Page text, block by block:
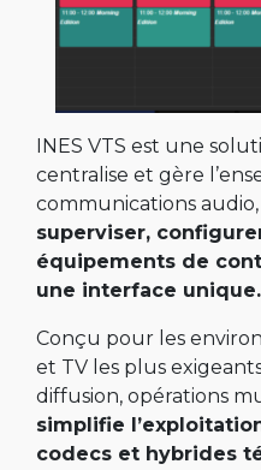
INES VTS est une
centralise et gère
communications
superviser,
équipements de
une interface unique.
Conçu pour les
et TV les plus
diffusion, opérations
simplifie
codecs et hybrides